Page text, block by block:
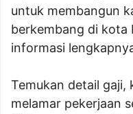
untuk membangun
berkembang di kota
informasi
Temukan detail gaji,
melamar pekerjaan